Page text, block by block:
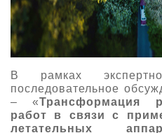
В рамках
последовательное
– «Трансформация
работ в связи с
летательных